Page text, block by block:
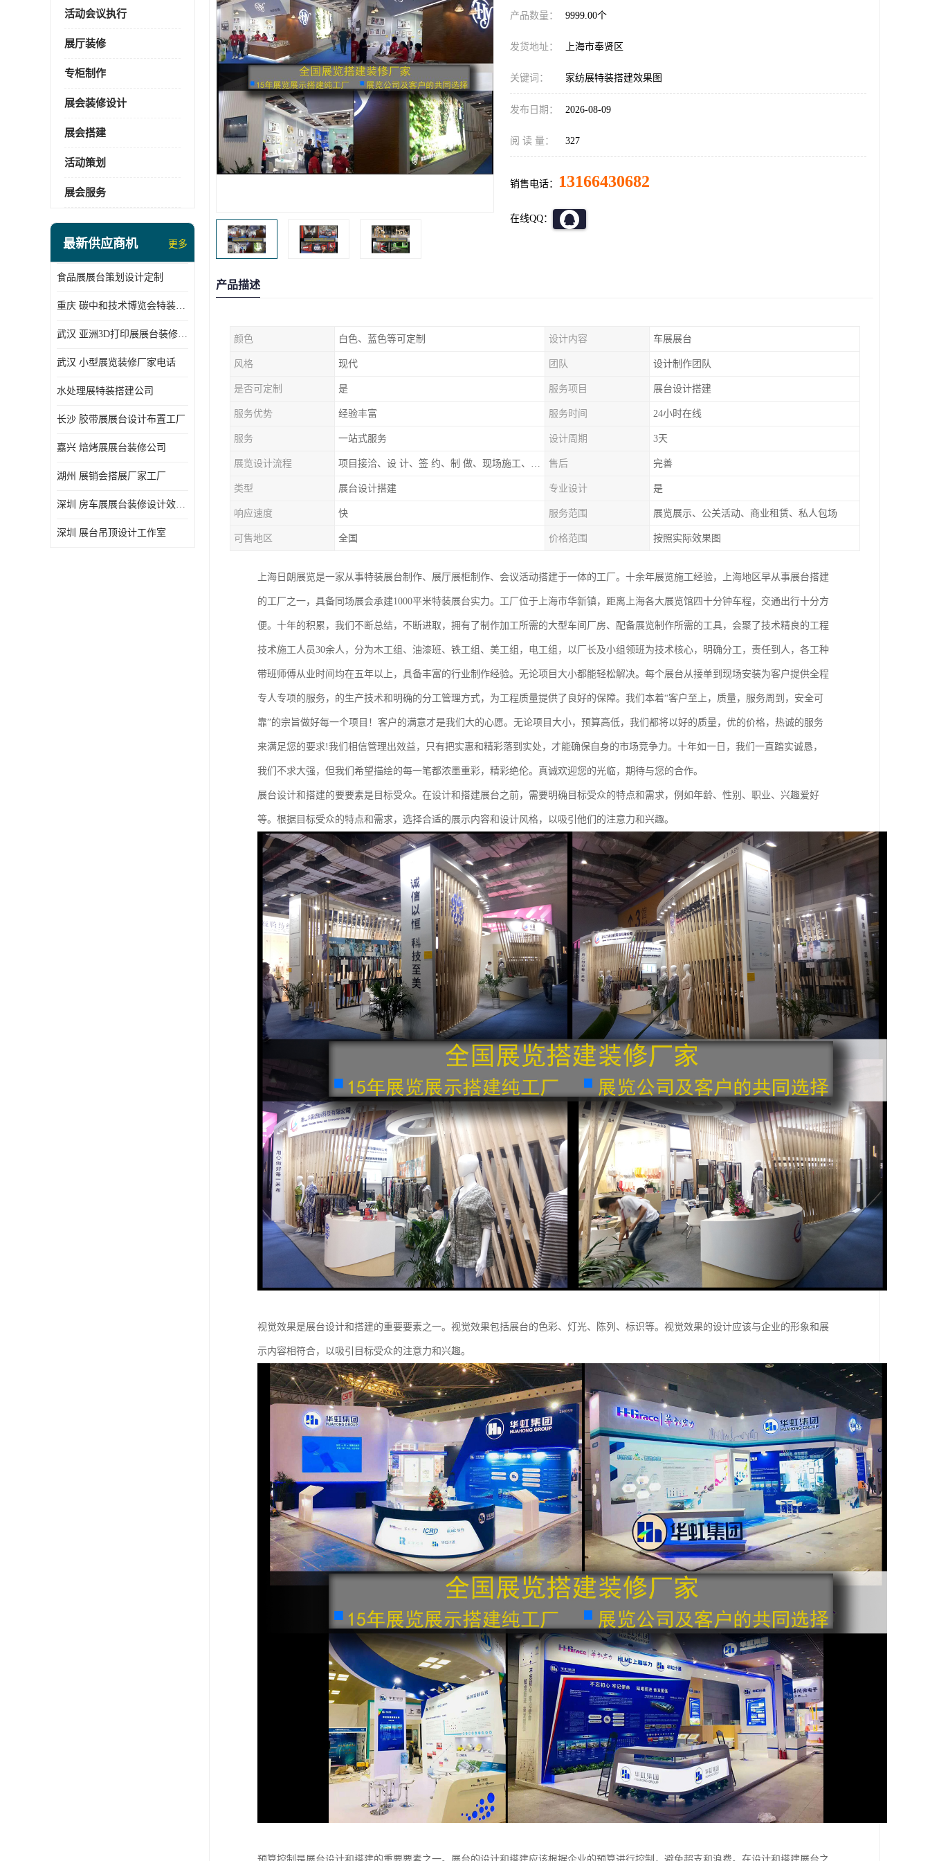
活动会议执行
展厅装修
专柜制作
展会装修设计
展会搭建
活动策划
展会服务
最新供应商机 更多
食品展展台策划设计定制
重庆 碳中和技术博览会特装展台搭建供应商
武汉 亚洲3D打印展展台装修定制
武汉 小型展览装修厂家电话
水处理展特装搭建公司
长沙 胶带展展台设计布置工厂
嘉兴 焙烤展展台装修公司
湖州 展销会搭展厂家工厂
深圳 房车展展台装修设计效果图
深圳 展台吊顶设计工作室
产品数量： 9999.00个
发货地址： 上海市奉贤区
关键词： 家纺展特装搭建效果图
发布日期： 2026-08-09
阅 读 量： 327
销售电话： 13166430682
在线QQ：
产品描述
颜色 白色、蓝色等可定制 设计内容 车展展台
风格 现代 团队 设计制作团队
是否可定制 是 服务项目 展台设计搭建
服务优势 经验丰富 服务时间 24小时在线
服务 一站式服务 设计周期 3天
展览设计流程 项目接洽、设 计、签 约、制 做、现场施工、展期服务、后续跟踪 售后 完善
类型 展台设计搭建 专业设计 是
响应速度 快 服务范围 展览展示、公关活动、商业租赁、私人包场
可售地区 全国 价格范围 按照实际效果图
上海日朗展览是一家从事特装展台制作、展厅展柜制作、会议活动搭建于一体的工厂。十余年展览施工经验，上海地区早从事展台搭建
的工厂之一，具备同场展会承建1000平米特装展台实力。工厂位于上海市华新镇，距离上海各大展览馆四十分钟车程，交通出行十分方
便。十年的积累，我们不断总结，不断进取，拥有了制作加工所需的大型车间厂房、配备展览制作所需的工具，会聚了技术精良的工程
技术施工人员30余人，分为木工组、油漆班、铁工组、美工组，电工组，以厂长及小组领班为技术核心，明确分工，责任到人，各工种
带班师傅从业时间均在五年以上，具备丰富的行业制作经验。无论项目大小都能轻松解决。每个展台从接单到现场安装为客户提供全程
专人专项的服务，的生产技术和明确的分工管理方式，为工程质量提供了良好的保障。我们本着“客户至上，质量，服务周到，安全可
靠”的宗旨做好每一个项目！客户的满意才是我们大的心愿。无论项目大小，预算高低，我们都将以好的质量，优的价格，热诚的服务
来满足您的要求!我们相信管理出效益，只有把实惠和精彩落到实处，才能确保自身的市场竞争力。十年如一日，我们一直踏实诚恳，
我们不求大强，但我们希望描绘的每一笔都浓墨重彩，精彩绝伦。真诚欢迎您的光临，期待与您的合作。
展台设计和搭建的要要素是目标受众。在设计和搭建展台之前，需要明确目标受众的特点和需求，例如年龄、性别、职业、兴趣爱好
等。根据目标受众的特点和需求，选择合适的展示内容和设计风格，以吸引他们的注意力和兴趣。
视觉效果是展台设计和搭建的重要要素之一。视觉效果包括展台的色彩、灯光、陈列、标识等。视觉效果的设计应该与企业的形象和展
示内容相符合，以吸引目标受众的注意力和兴趣。